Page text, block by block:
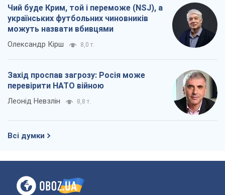
Чий буде Крим, той і переможе (NSJ), а
українських футбольних чиновників
можуть назвати вбивцями
Олександр Кірш 8,0 т.
Захід проспав загрозу: Росія може
перевірити НАТО війною
Леонід Невзлін 8,8 т.
Всі думки